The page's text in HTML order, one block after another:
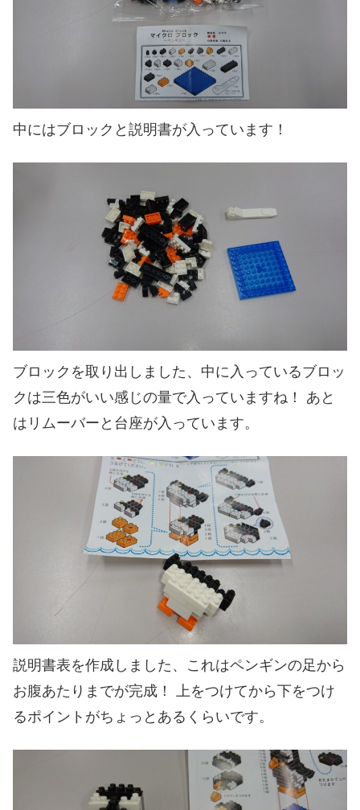
中にはブロックと説明書が入っています！
ブロックを取り出しました、中に入っているブロッ
クは三色がいい感じの量で入っていますね！ あと
はリムーバーと台座が入っています。
説明書表を作成しました、これはペンギンの足から
お腹あたりまでが完成！ 上をつけてから下をつけ
るポイントがちょっとあるくらいです。